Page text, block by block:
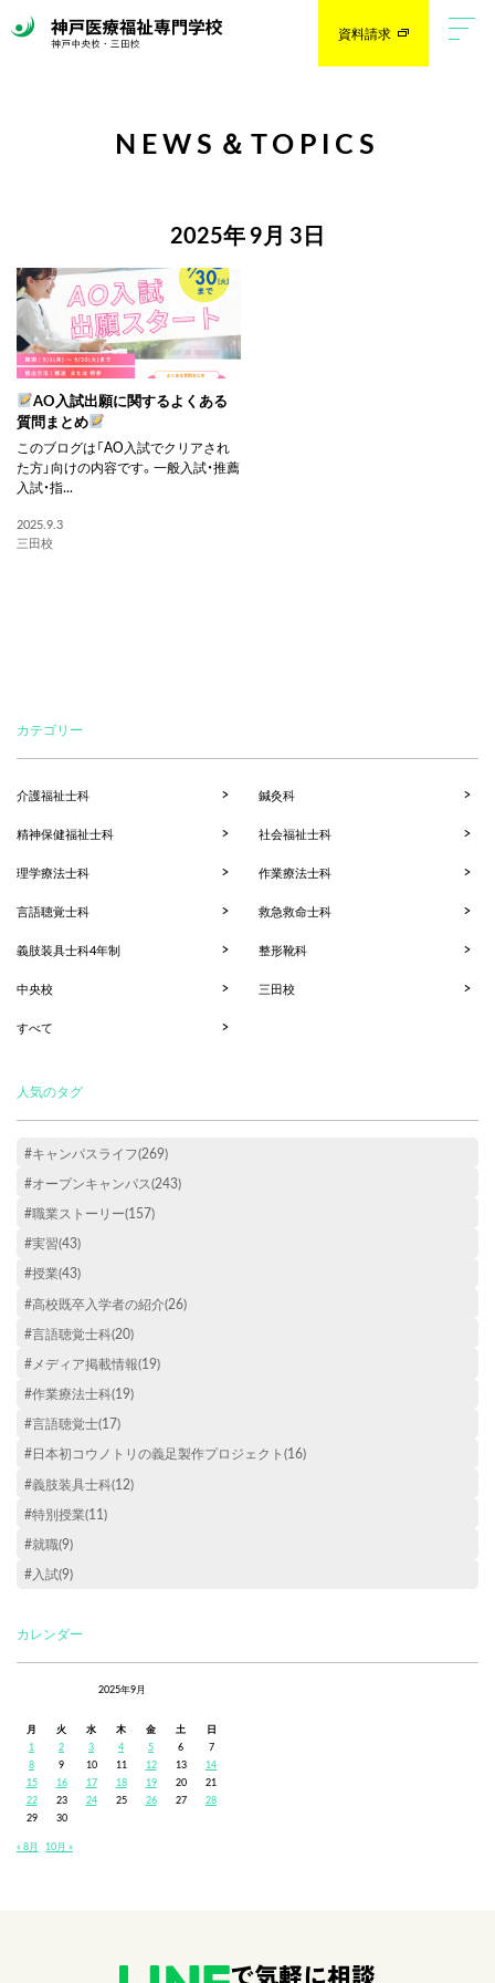
資料請求
NEWS＆TOPICS
2025年 9月 3日
AO入試出願に関するよくある
質問まとめ
このブログは「AO入試でクリアされ
た方」向けの内容です。一般入試・推薦
入試・指...
2025.9.3
三田校
カテゴリー
介護福祉士科 鍼灸科
精神保健福祉士科 社会福祉士科
理学療法士科 作業療法士科
言語聴覚士科 救急救命士科
義肢装具士科4年制 整形靴科
中央校 三田校
すべて
人気のタグ
#キャンパスライフ(269)
#オープンキャンパス(243)
#職業ストーリー(157)
#実習(43)
#授業(43)
#高校既卒入学者の紹介(26)
#言語聴覚士科(20)
#メディア掲載情報(19)
#作業療法士科(19)
#言語聴覚士(17)
#日本初コウノトリの義足製作プロジェクト(16)
#義肢装具士科(12)
#特別授業(11)
#就職(9)
#入試(9)
カレンダー
2025年9月
月 火 水 木 金 土
日
1
2 3 4 5 6
7
8
9 10 11 12 13
14
15
16 17 18 19 20
21
22
23 24 25 26 27
28
29
30
« 8月
10月 »
で気軽に相談